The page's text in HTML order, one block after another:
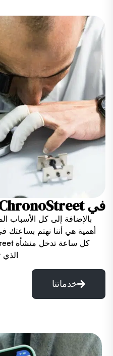
في ChronoStreet، نحن نهتم
بالإضافة إلى كل الأسباب
خدماتنا